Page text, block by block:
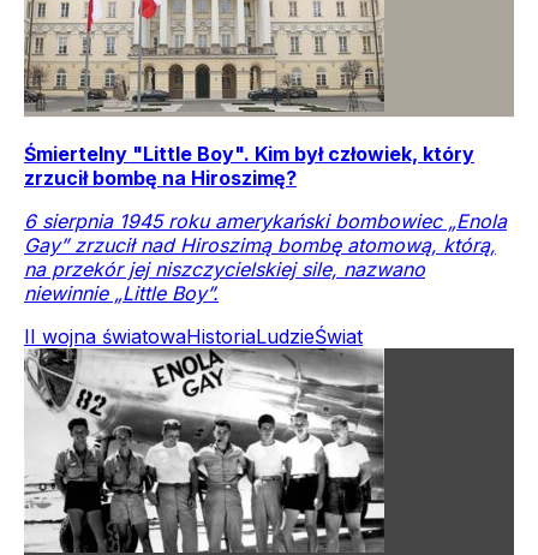
Śmiertelny "Little Boy". Kim był człowiek, który
zrzucił bombę na Hiroszimę?
6 sierpnia 1945 roku amerykański bombowiec „Enola
Gay” zrzucił nad Hiroszimą bombę atomową, którą,
na przekór jej niszczycielskiej sile, nazwano
niewinnie „Little Boy”.
II wojna światowaHistoriaLudzieŚwiat